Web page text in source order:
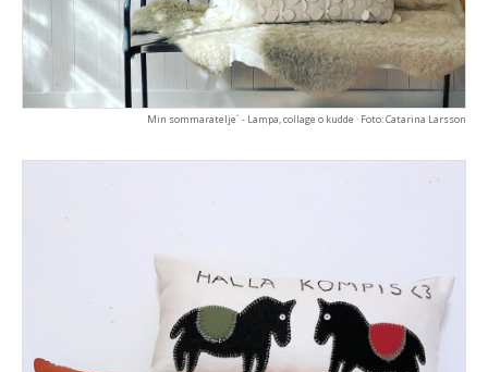
Min sommaratelje´ - Lampa, collage o kudde · Foto: Catarina Larsson